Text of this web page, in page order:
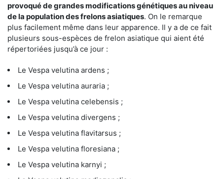
provoqué de grandes modifications génétiques au niveau
de la population des frelons asiatiques. On le remarque
plus facilement même dans leur apparence. Il y a de ce fait
plusieurs sous-espèces de frelon asiatique qui aient été
répertoriées jusqu’à ce jour :
Le Vespa velutina ardens ;
Le Vespa velutina auraria ;
Le Vespa velutina celebensis ;
Le Vespa velutina divergens ;
Le Vespa velutina flavitarsus ;
Le Vespa velutina floresiana ;
Le Vespa velutina karnyi ;